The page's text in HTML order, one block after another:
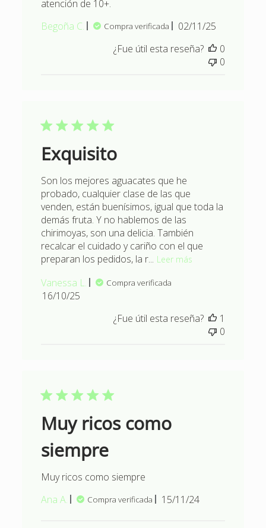
atención de 10+.
Begoña C.
Compra verificada
Fecha
publicación
02/11/25
¿Fue útil esta reseña?
0
0
Exquisito
Son los mejores aguacates que he
probado, cualquier clase de las que
venden, están buenísimos, igual que toda la
demás fruta. Y no hablemos de las
chirimoyas, son una delicia. También
recalcar el cuidado y cariño con el que
preparan los pedidos, la r... Leer más
Vanessa L. Compra verificada
Fecha
16/10/25
¿Fue útil esta reseña?
1
0
Muy ricos como
siempre
Muy ricos como siempre
Ana A.
Compra verificada
Fecha
15/11/24